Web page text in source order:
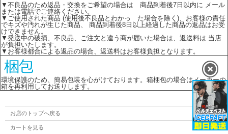
▼不良品のため返品・交換をご希望の場合は 商品到着後7日以内に メール
または電話でご連絡ください。
▼ご使用された商品 (使用後不良品とわかっ た場合を除く)、お客様の責任
でキズや汚れが生じた商品、 商品到着後8日以上経過した商品の返品はお受
けできません。
▼発送中の破損、不良品、ご注文と違う商が届いた場合は、返送料は 当店
が負担いたします。
▼お客様都合による返品の場合、返送料はお客様負担となります。
環境保護のため、簡易包装を心がけております。箱梱包の場合はメーカーの
箱を再利用してお送りします。
お店のトップへ戻る
カートを見る